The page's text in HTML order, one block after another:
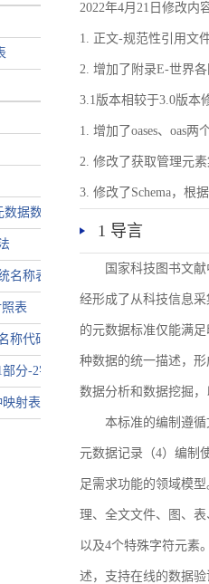
数据数据唯一标识符规则
名称表
表
称代码-2字母代码（GB/T 2659-
分-2字母代码（GB/T 4880.1-2005
映射表
2022年4月21日修改内
1. 正文-规范性引用文
2. 增加了附录E-世界
3.1版本相较于3.0版本
1. 增加了oases、oas
2. 修改了获取管理元
3. 修改了Schema，根
1 导言
国家科技图书文
经形成了从科技信息
的元数据标准仅能满
种数据的统一描述，
数据分析和数据挖掘
本标准的编制遵
元数据记录（4）编制
足需求功能的领域模
理、全文文件、图、
以及4个特殊字符元素
述，支持在线的数据